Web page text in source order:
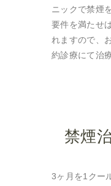
ニックで禁煙
要件を満たせ
れますので、
約診療にて治
禁煙
3ヶ月を1クー